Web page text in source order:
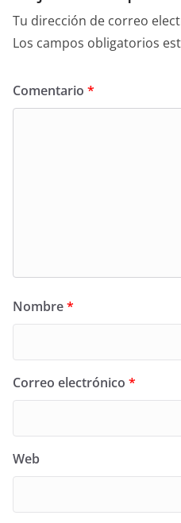
Tu dirección de correo
Los campos obligatorios
Comentario *
Nombre*
Correo electrónico *
Web